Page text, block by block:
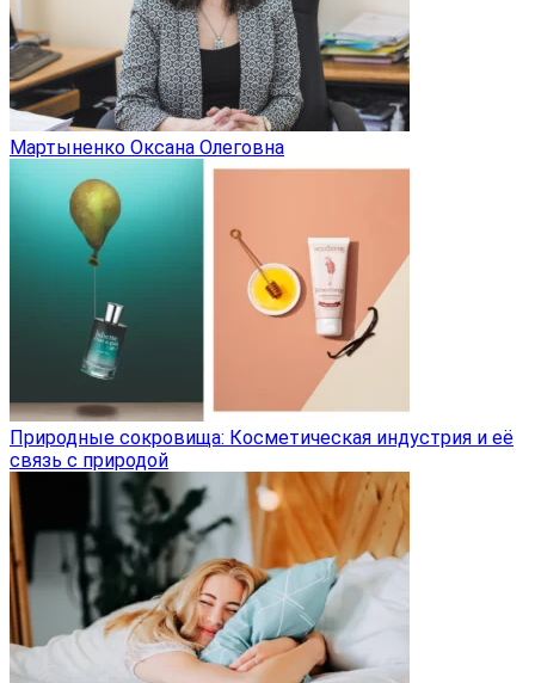
Мартыненко Оксана Олеговна
Природные сокровища: Косметическая индустрия и её
связь с природой